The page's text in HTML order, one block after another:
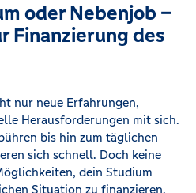
oder Nebenjob –
Finanzierung des
nur neue Erfahrungen,
Herausforderungen mit sich.
bis hin zum täglichen
sich schnell. Doch keine
dein Studium
Situation zu finanzieren.